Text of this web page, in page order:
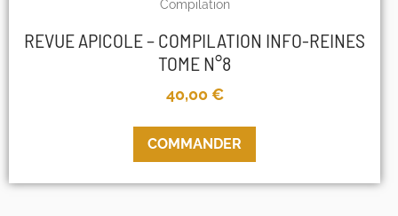
Compilation
REVUE APICOLE – COMPILATION INFO-REINES
TOME N°8
40,00€
COMMANDER